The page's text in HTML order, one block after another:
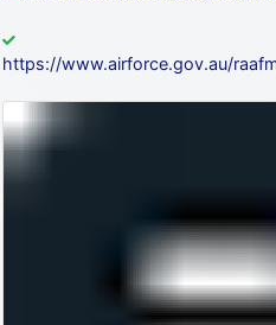
https://www.airforce.gov.au/